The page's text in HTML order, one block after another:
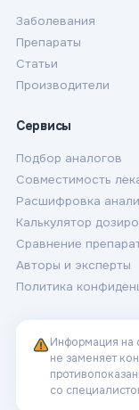
Заболевания
Препараты
Статьи
Производители
Сервисы
Подбор аналогов
Совместимость
Расшифровка
Калькулятор
Сравнение
Авторы и эксперты
Политика
Информация на
не заменяет
со